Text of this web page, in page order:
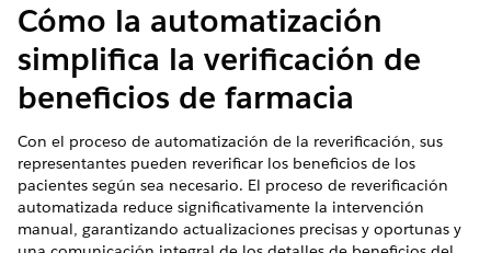
Cómo la automatización
simplifica la verificación de
beneficios de farmacia
Con el proceso de automatización de la reverificación, sus
representantes pueden reverificar los beneficios de los
pacientes según sea necesario. El proceso de reverificación
automatizada reduce significativamente la intervención
manual, garantizando actualizaciones precisas y oportunas y